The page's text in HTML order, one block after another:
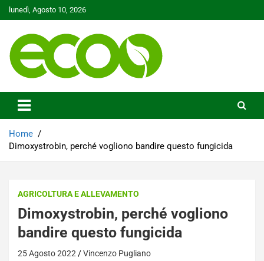
Skip
to
lunedì, Agosto 10, 2026
Ecoo.it
Home
Dimoxystrobin, perché vogliono bandire questo fungicida
AGRICOLTURA E ALLEVAMENTO
Dimoxystrobin, perché vogliono
bandire questo fungicida
25 Agosto 2022 Vincenzo Pugliano